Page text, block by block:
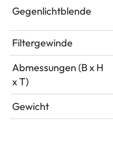
Gegenlichtblende
Filtergewinde
Abmessungen (B x H
x T)
Gewicht